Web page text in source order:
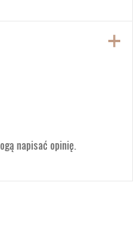
napisać opinię.